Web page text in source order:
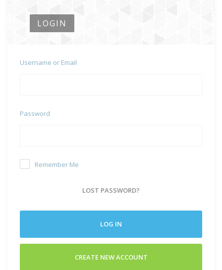
LOGIN
Username or Email
Password
Remember Me
LOST PASSWORD?
LOG IN
CREATE NEW ACCOUNT